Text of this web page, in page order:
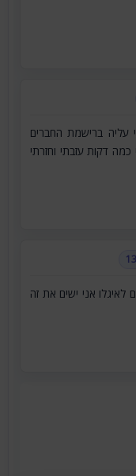
ברישמת החברים
דקות עזבתי וחזרתי
אני ישים את זה